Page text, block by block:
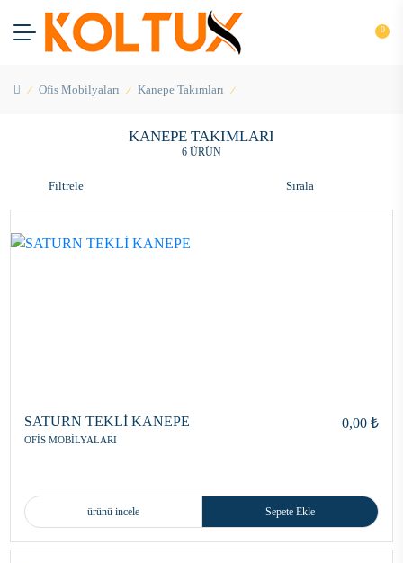
0
Ofis Mobilyaları Kanepe Takımları
KANEPE TAKIMLARI
6 ÜRÜN
Filtrele Sırala
SATURN TEKLİ KANEPE
OFİS MOBİLYALARI
0,00 ₺
ürünü incele Sepete Ekle